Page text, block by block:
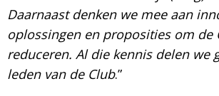
Daarnaast denken we mee aan
oplossingen en proposities om de
reduceren. Al die kennis delen we
leden van de Club.”